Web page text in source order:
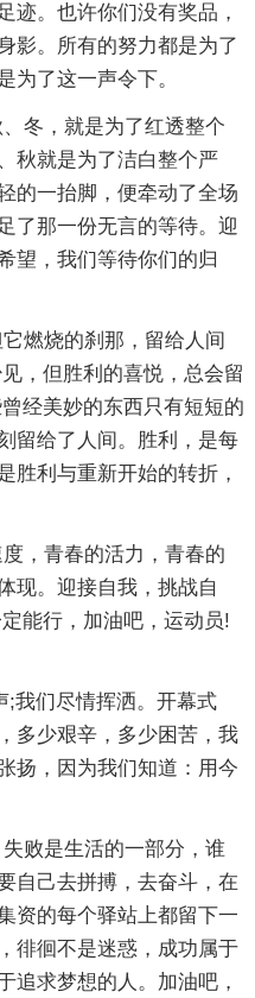
迹。也许你们没有奖品，
影。所有的努力都是为了
为了这一声令下。
冬，就是为了红透整个
秋就是为了洁白整个严
一抬脚，便牵动了全场
了那一份无言的等待。迎
望，我们等待你们的归
燃烧的刹那，留给人间
，但胜利的喜悦，总会留
经美妙的东西只有短短的
留给了人间。胜利，是每
胜利与重新开始的转折，
，青春的活力，青春的
现。迎接自我，挑战自
能行，加油吧，运动员!
;我们尽情挥洒。开幕式
多少艰辛，多少困苦，我
扬，因为我们知道：用今
败是生活的一部分，谁
自己去拼搏，去奋斗，在
资的每个驿站上都留下一
徘徊不是迷惑，成功属于
追求梦想的人。加油吧，